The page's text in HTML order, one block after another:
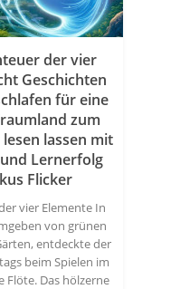
der vier
Geschichten
für eine
zum
lassen mit
Lernerfolg
Flicker
vier Elemente In
von grünen
entdeckte der
beim Spielen im
Flöte. Das hölzerne